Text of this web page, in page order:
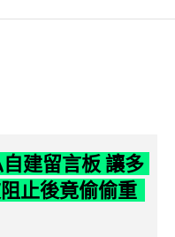
建留言板 讓多
止後竟偷偷重